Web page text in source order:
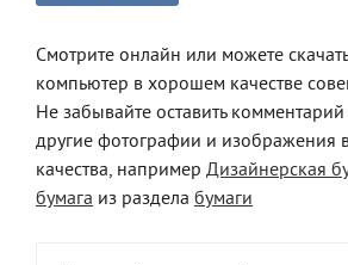
Смотрите онлайн или можете
компьютер в хорошем качестве
Не забывайте оставить
другие фотографии и изображения
качества, например Дизайнерская
бумага из раздела бумаги